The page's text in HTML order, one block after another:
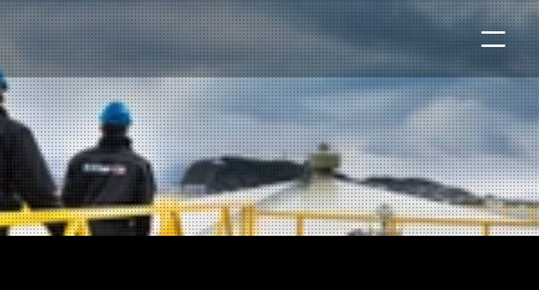
Marine
Auto & Industri
Bensinstasjoner